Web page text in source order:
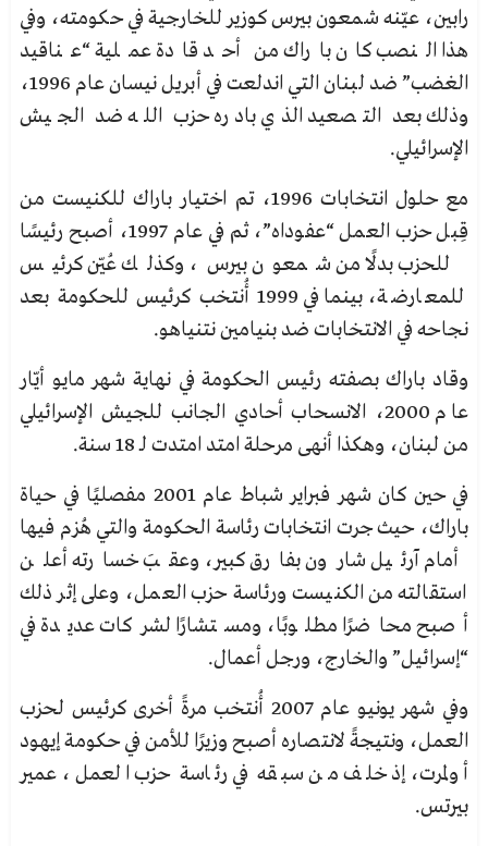
رابين، عيّنه شمعون بيرس كوزير للخارجية في حكومته، وفي
هذا النصب كان باراك من أحد قادة عملية “عناقيد
الغضب” ضد لبنان التي اندلعت في أبريل نيسان عام 1996،
وذلك بعد التصعيد الذي بادره حزب الله ضد الجيش
الإسرائيلي.
مع حلول انتخابات 1996، تم اختيار باراك للكنيست من
قِبل حزب العمل “عفوداه”، ثم في عام 1997، أصبح رئيسًا
للحزب بدلًا من شمعون بيرس، وكذلك عُيّن كرئيس
للمعارضة، بينما في 1999 أُنتخب كرئيس للحكومة بعد
نجاحه في الانتخابات ضد بنيامين نتنياهو.
وقاد باراك بصفته رئيس الحكومة في نهاية شهر مايو أيّار
عام 2000، الانسحاب أحادي الجانب للجيش الإسرائيلي
من لبنان، وهكذا أنهى مرحلة امتد امتدت لـ 18 سنة.
في حين كان شهر فبراير شباط عام 2001 مفصليًا في حياة
باراك، حيث جرت انتخابات رئاسة الحكومة والتي هُزم فيها
أمام آرئيل شارون بفارق كبير، وعقبَ خسارته أعلن
استقالته من الكنيست ورئاسة حزب العمل، وعلى إثر ذلك
أصبح محاضرًا مطلوبًا، ومستشارًا لشركات عديدة في
“إسرائيل” والخارج، ورجل أعمال.
وفي شهر يونيو عام 2007 أُنتخب مرةً أخرى كرئيس لحزب
العمل، ونتيجةً لانتصاره أصبح وزيرًا للأمن في حكومة إيهود
أولمرت، إذ خلف من سبقه في رئاسة حزب العمل، عمير
بيرتس.